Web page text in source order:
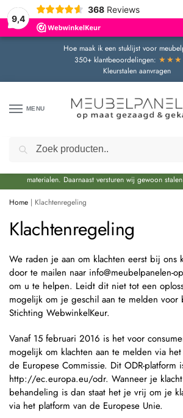
9,4
368 Reviews
Hoe maak ik een stuklijst voor
350+ klantbeoordelingen:
Kleurstalen aanvragen
MENU
Door de bouwvakperiode geldt momenteel een extra
materialen. Daarnaast versturen wij gewoon
Home | Klachtenregeling
Klachtenregeling
We raden je aan om klachten eerst bij ons
door te mailen naar info@meubelpanelen-
om u te helpen. Leidt dit niet tot een
mogelijk om je geschil aan te melden
Stichting WebwinkelKeur.
Vanaf 15 februari 2016 is het voor
mogelijk om klachten aan te melden via het
de Europese Commissie. Dit ODR-platform
http://ec.europa.eu/odr. Wanneer je
behandeling is dan staat het je vrij om je
via het platform van de Europese Unie.